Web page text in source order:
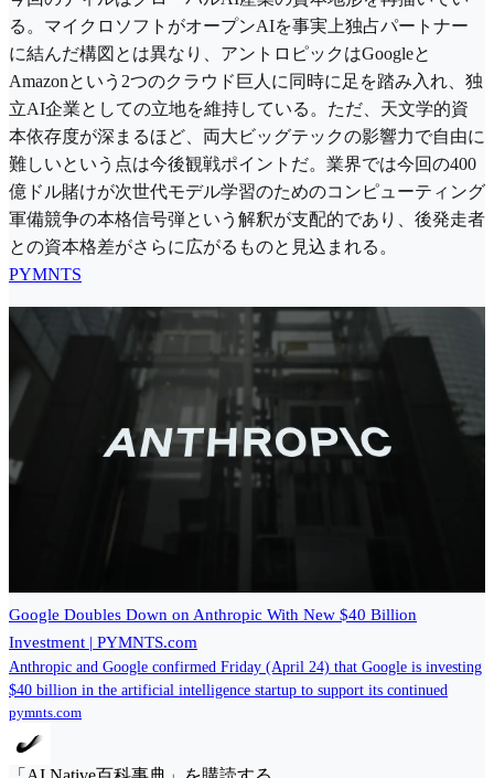
る。マイクロソフトがオープンAIを事実上独占パートナー
に結んだ構図とは異なり、アントロピックはGoogleと
Amazonという2つのクラウド巨人に同時に足を踏み入れ、独
立AI企業としての立地を維持している。ただ、天文学的資
本依存度が深まるほど、両大ビッグテックの影響力で自由に
難しいという点は今後観戦ポイントだ。業界では今回の400
億ドル賭けが次世代モデル学習のためのコンピューティング
軍備競争の本格信号弾という解釈が支配的であり、後発走者
との資本格差がさらに広がるものと見込まれる。
PYMNTS
Google Doubles Down on Anthropic With New $40 Billion
Investment | PYMNTS.com
Anthropic and Google confirmed Friday (April 24) that Google is investing
$40 billion in the artificial intelligence startup to support its continued
pymnts.com